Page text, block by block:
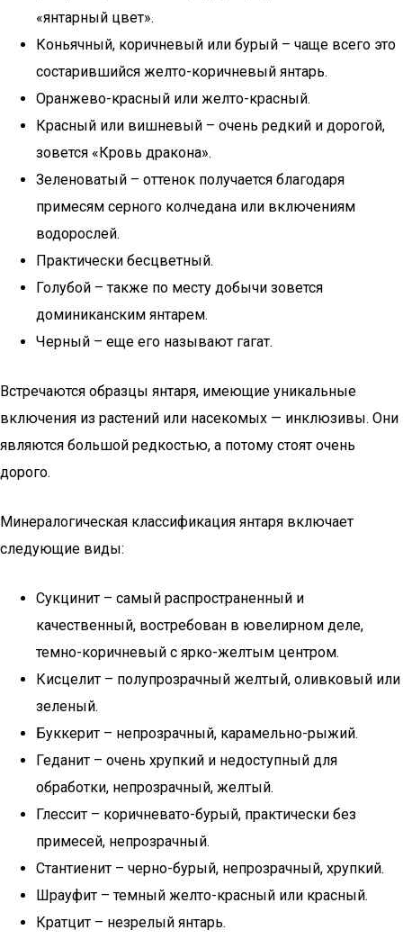
«янтарный цвет».
Коньячный, коричневый или бурый – чаще всего это
состарившийся желто-коричневый янтарь.
Оранжево-красный или желто-красный.
Красный или вишневый – очень редкий и дорогой,
зовется «Кровь дракона».
Зеленоватый – оттенок получается благодаря
примесям серного колчедана или включениям
водорослей.
Практически бесцветный.
Голубой – также по месту добычи зовется
доминиканским янтарем.
Черный – еще его называют гагат.
Встречаются образцы янтаря, имеющие уникальные
включения из растений или насекомых — инклюзивы. Они
являются большой редкостью, а потому стоят очень
дорого.
Минералогическая классификация янтаря включает
следующие виды:
Сукцинит – самый распространенный и
качественный, востребован в ювелирном деле,
темно-коричневый с ярко-желтым центром.
Кисцелит – полупрозрачный желтый, оливковый или
зеленый.
Буккерит – непрозрачный, карамельно-рыжий.
Геданит – очень хрупкий и недоступный для
обработки, непрозрачный, желтый.
Глессит – коричневато-бурый, практически без
примесей, непрозрачный.
Стантиенит – черно-бурый, непрозрачный, хрупкий.
Шрауфит – темный желто-красный или красный.
Кратцит – незрелый янтарь.